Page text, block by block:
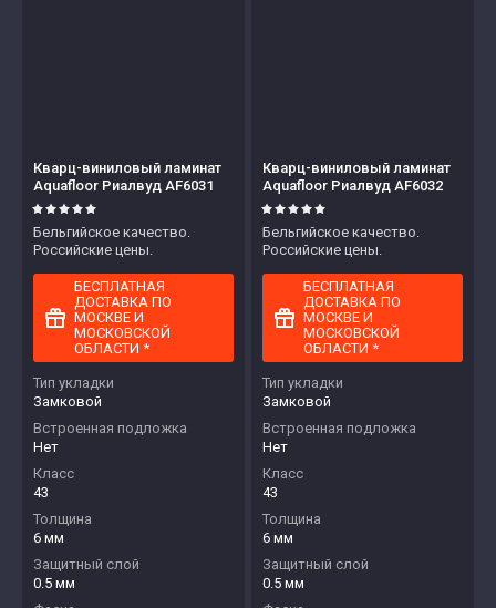
Кварц-виниловый ламинат
Aquafloor Риалвуд AF6031
Бельгийское качество.
Российские цены.
БЕСПЛАТНАЯ
ДОСТАВКА ПО
МОСКВЕ И
МОСКОВСКОЙ
ОБЛАСТИ *
Тип укладки
Замковой
Встроенная подложка
Нет
Класс
43
Толщина
6 мм
Защитный слой
0.5 мм
Кварц-виниловый ламинат
Aquafloor Риалвуд AF6032
Бельгийское качество.
Российские цены.
БЕСПЛАТНАЯ
ДОСТАВКА ПО
МОСКВЕ И
МОСКОВСКОЙ
ОБЛАСТИ *
Тип укладки
Замковой
Встроенная подложка
Нет
Класс
43
Толщина
6 мм
Защитный слой
0.5 мм